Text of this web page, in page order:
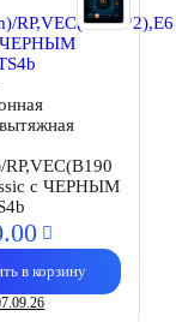
с ЧЕРНЫМ
00
в корзину